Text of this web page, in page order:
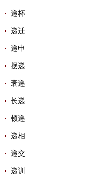
递杯
递迁
递申
摆递
衰递
长递
顿递
递相
递交
递训